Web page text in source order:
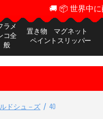
🚚 📦 世界中
ラメ
コ全
般
置き物 マグネット
ペイントスリッパー
ドシュ－ズ 40